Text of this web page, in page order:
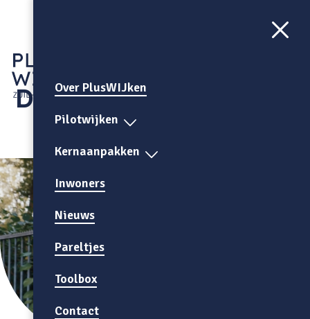
Over PlusWIJken
Pilotwijken
Kernaanpakken
Inwoners
Nieuws
Pareltjes
Toolbox
Contact
CONTRAST AAN
Daalhof